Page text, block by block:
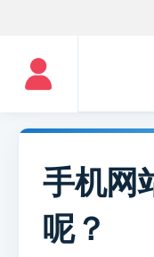
手机网
呢？